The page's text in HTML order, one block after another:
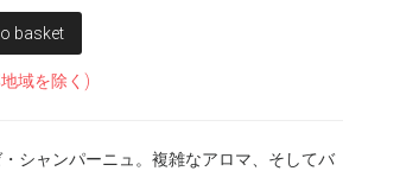
basket
域を除く)
シャンパーニュ。複雑なアロマ、そしてバ